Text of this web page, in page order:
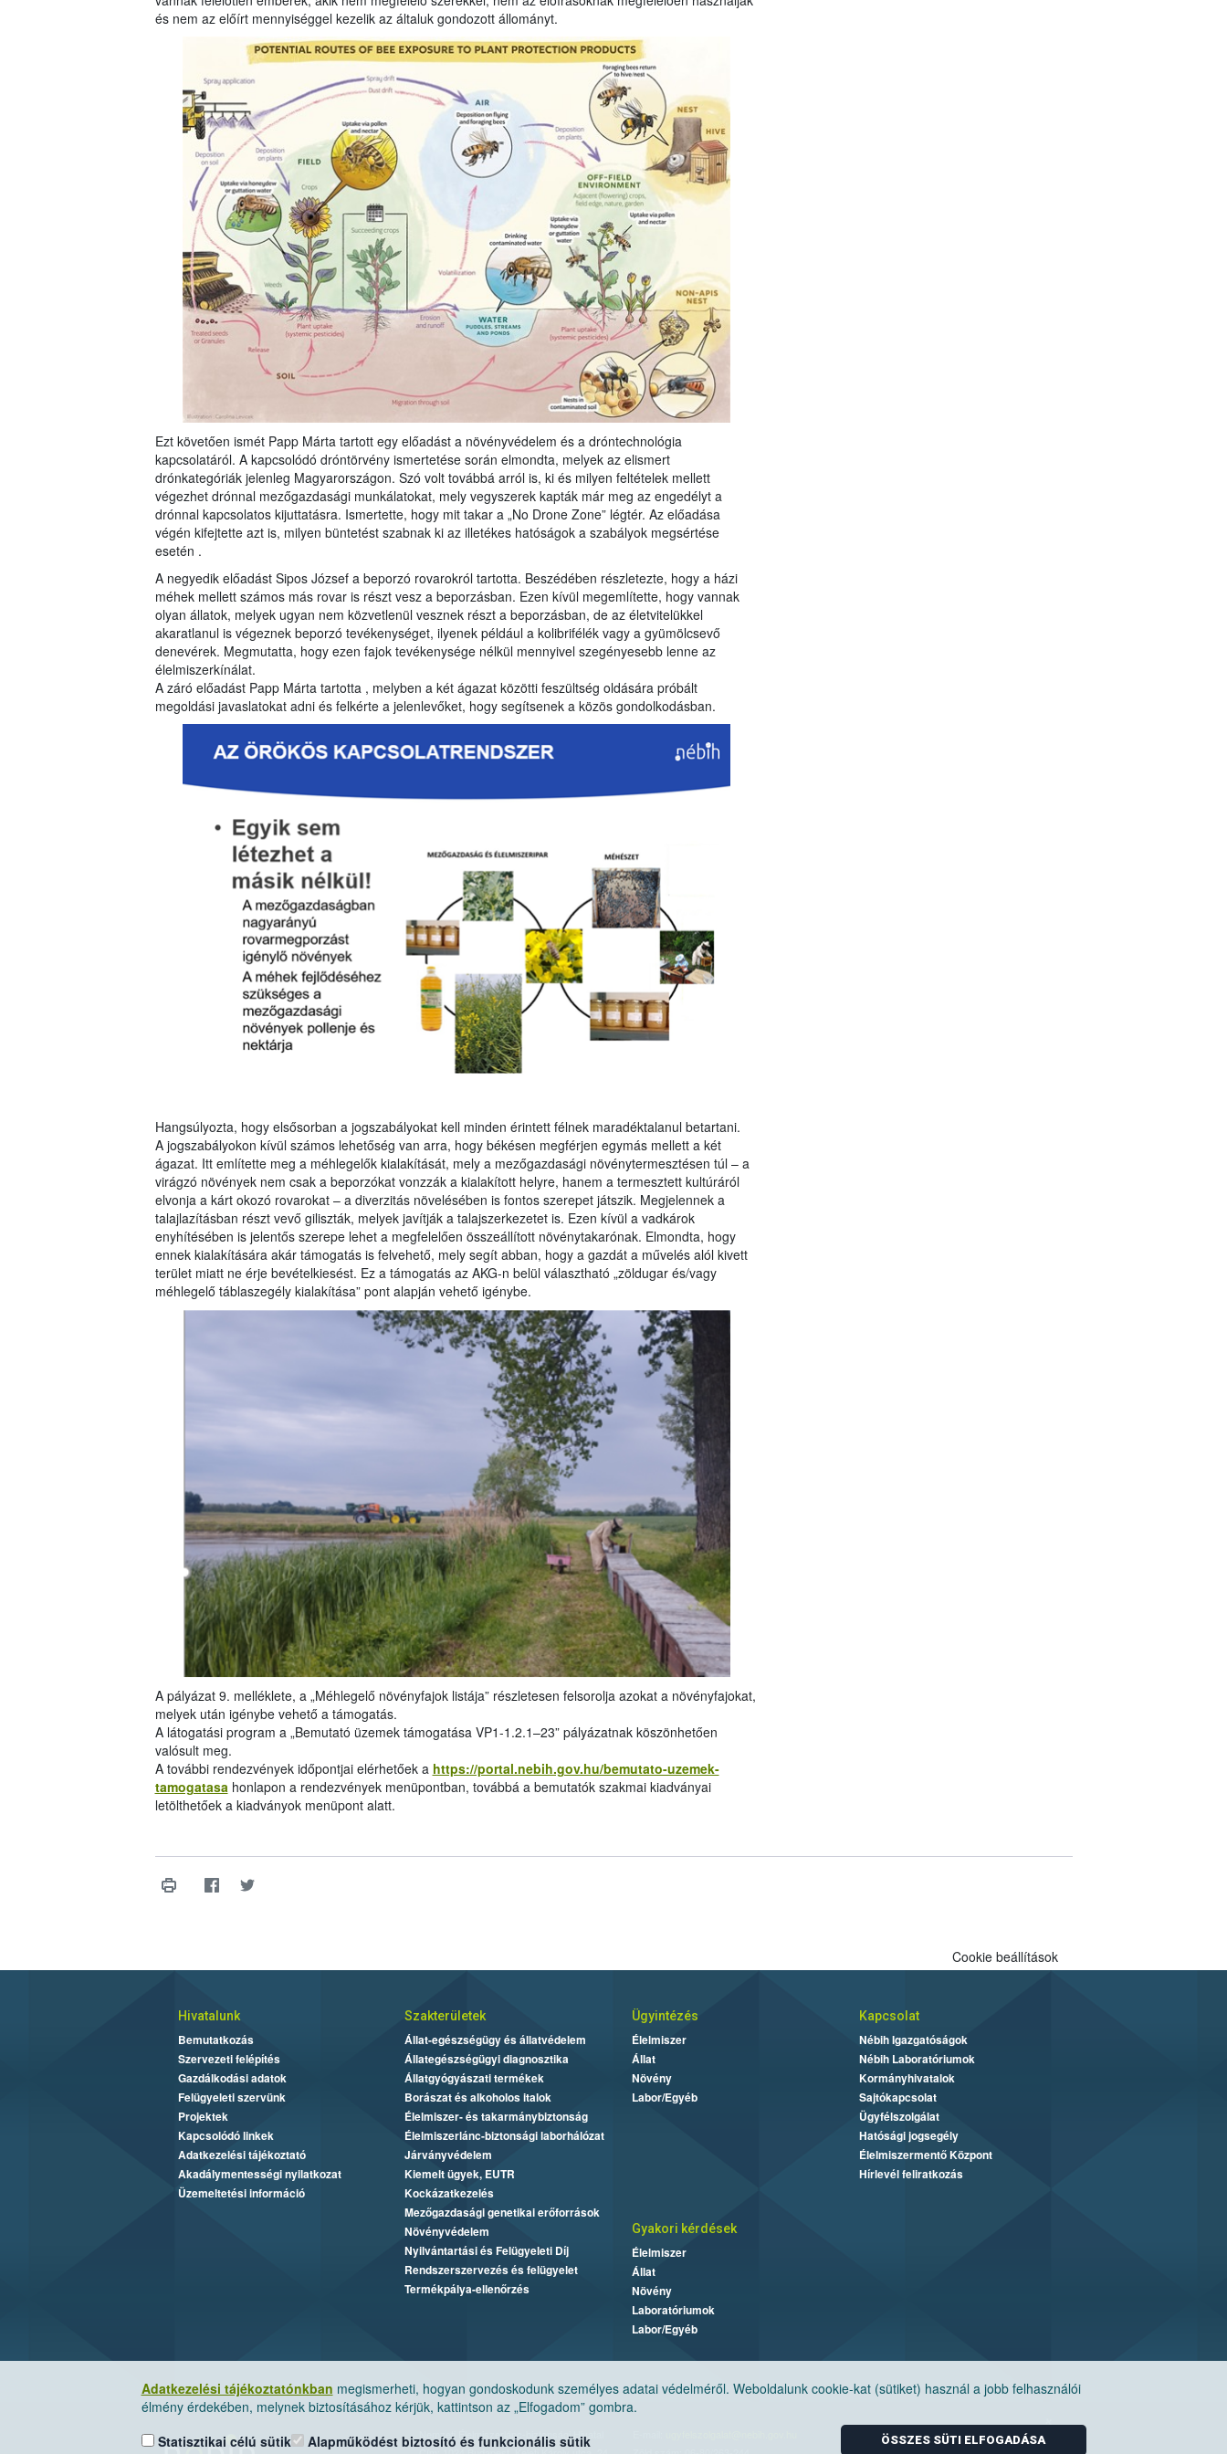
és nem az előírt mennyiséggel kezelik az általuk gondozott állományt.
Ezt követően ismét Papp Márta tartott egy előadást a növényvédelem és a dróntechnológia
kapcsolatáról. A kapcsolódó dróntörvény ismertetése során elmondta, melyek az elismert
drónkategóriák jelenleg Magyarországon. Szó volt továbbá arról is, ki és milyen feltételek mellett
végezhet drónnal mezőgazdasági munkálatokat, mely vegyszerek kapták már meg az engedélyt a
drónnal kapcsolatos kijuttatásra. Ismertette, hogy mit takar a „No Drone Zone” légtér. Az előadása
végén kifejtette azt is, milyen büntetést szabnak ki az illetékes hatóságok a szabályok megsértése
esetén .
A negyedik előadást Sipos József a beporzó rovarokról tartotta. Beszédében részletezte, hogy a házi
méhek mellett számos más rovar is részt vesz a beporzásban. Ezen kívül megemlítette, hogy vannak
olyan állatok, melyek ugyan nem közvetlenül vesznek részt a beporzásban, de az életvitelükkel
akaratlanul is végeznek beporzó tevékenységet, ilyenek például a kolibrifélék vagy a gyümölcsevő
denevérek. Megmutatta, hogy ezen fajok tevékenysége nélkül mennyivel szegényesebb lenne az
élelmiszerkínálat.
A záró előadást Papp Márta tartotta , melyben a két ágazat közötti feszültség oldására próbált
megoldási javaslatokat adni és felkérte a jelenlevőket, hogy segítsenek a közös gondolkodásban.
Hangsúlyozta, hogy elsősorban a jogszabályokat kell minden érintett félnek maradéktalanul betartani.
A jogszabályokon kívül számos lehetőség van arra, hogy békésen megférjen egymás mellett a két
ágazat. Itt említette meg a méhlegelők kialakítását, mely a mezőgazdasági növénytermesztésen túl – a
virágzó növények nem csak a beporzókat vonzzák a kialakított helyre, hanem a termesztett kultúráról
elvonja a kárt okozó rovarokat – a diverzitás növelésében is fontos szerepet játszik. Megjelennek a
talajlazításban részt vevő giliszták, melyek javítják a talajszerkezetet is. Ezen kívül a vadkárok
enyhítésében is jelentős szerepe lehet a megfelelően összeállított növénytakarónak. Elmondta, hogy
ennek kialakítására akár támogatás is felvehető, mely segít abban, hogy a gazdát a művelés alól kivett
terület miatt ne érje bevételkiesést. Ez a támogatás az AKG-n belül választható „zöldugar és/vagy
méhlegelő táblaszegély kialakítása” pont alapján vehető igénybe.
A pályázat 9. melléklete, a „Méhlegelő növényfajok listája” részletesen felsorolja azokat a növényfajokat,
melyek után igénybe vehető a támogatás.
A látogatási program a „Bemutató üzemek támogatása VP1-1.2.1–23” pályázatnak köszönhetően
valósult meg.
A további rendezvények időpontjai elérhetőek a https://portal.nebih.gov.hu/bemutato-uzemek-
tamogatasahonlapon a rendezvények menüpontban, továbbá a bemutatók szakmai kiadványai
letölthetőek a kiadványok menüpont alatt.
Adatkezelési tájékoztatónkban megismerheti, hogyan gondoskodunk személyes adatai védelméről. Weboldalunk cookie-kat (sütiket) használ a jobb felhasználói
élmény érdekében, melynek biztosításához kérjük, kattintson az „Elfogadom” gombra.
Statisztikai célú sütik
Alapműködést biztosító és funkcionális sütik ÖSSZES SÜTI ELFOGADÁSA
Cookie beállítások
Hivatalunk
Bemutatkozás
Szervezeti felépítés
Gazdálkodási adatok
Felügyeleti szervünk
Projektek
Kapcsolódó linkek
Adatkezelési tájékoztató
Akadálymentességi nyilatkozat
Üzemeltetési információ
Szakterületek
Állat-egészségügy és állatvédelem
Állategészségügyi diagnosztika
Állatgyógyászati termékek
Borászat és alkoholos italok
Élelmiszer- és takarmánybiztonság
Élelmiszerlánc-biztonsági laborhálózat
Járványvédelem
Kiemelt ügyek, EUTR
Kockázatkezelés
Mezőgazdasági genetikai erőforrások
Növényvédelem
Nyilvántartási és Felügyeleti Díj
Rendszerszervezés és felügyelet
Termékpálya-ellenőrzés
Ügyintézés
Élelmiszer
Állat
Növény
Labor/Egyéb
Kapcsolat
Nébih Igazgatóságok
Nébih Laboratóriumok
Kormányhivatalok
Sajtókapcsolat
Ügyfélszolgálat
Hatósági jogsegély
Élelmiszermentő Központ
Hírlevél feliratkozás
Gyakori kérdések
Élelmiszer
Állat
Növény
Laboratóriumok
Labor/Egyéb
Nemzeti Élelmiszerlánc-biztonsági Hivatal